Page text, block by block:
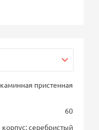
каминная пристенная
60
корпус: серебристый